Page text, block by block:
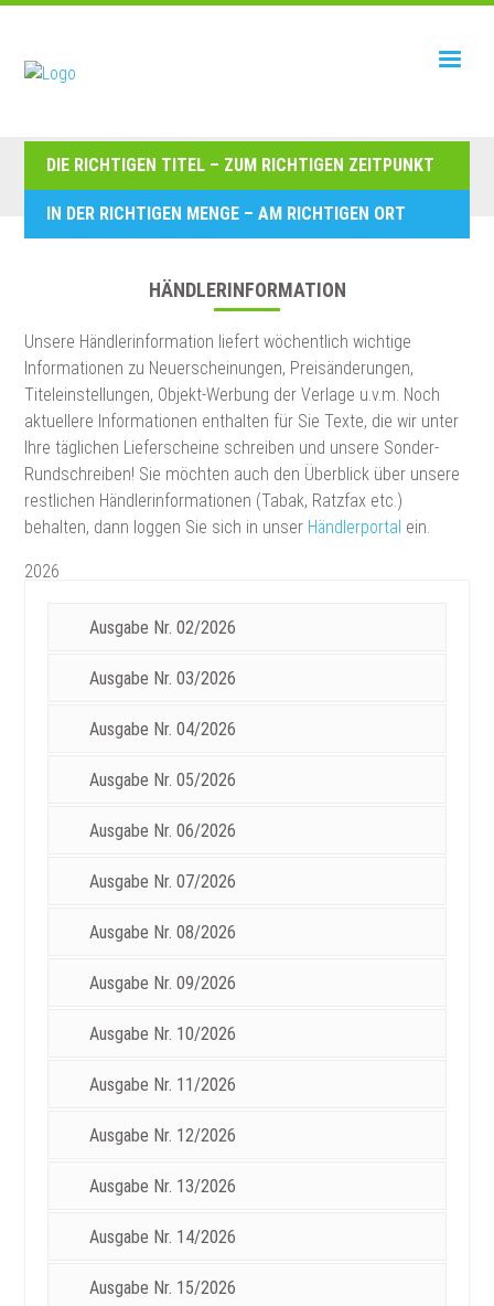
DIE RICHTIGEN TITEL – ZUM RICHTIGEN ZEITPUNKT
IN DER RICHTIGEN MENGE – AM RICHTIGEN ORT
HÄNDLERINFORMATION
Unsere Händlerinformation liefert wöchentlich wichtige
Informationen zu Neuerscheinungen, Preisänderungen,
Titeleinstellungen, Objekt-Werbung der Verlage u.v.m. Noch
aktuellere Informationen enthalten für Sie Texte, die wir unter
Ihre täglichen Lieferscheine schreiben und unsere Sonder-
Rundschreiben! Sie möchten auch den Überblick über unsere
restlichen Händlerinformationen (Tabak, Ratzfax etc.)
behalten, dann loggen Sie sich in unser Händlerportal ein.
2026
Ausgabe Nr. 02/2026
Ausgabe Nr. 03/2026
Ausgabe Nr. 04/2026
Ausgabe Nr. 05/2026
Ausgabe Nr. 06/2026
Ausgabe Nr. 07/2026
Ausgabe Nr. 08/2026
Ausgabe Nr. 09/2026
Ausgabe Nr. 10/2026
Ausgabe Nr. 11/2026
Ausgabe Nr. 12/2026
Ausgabe Nr. 13/2026
Ausgabe Nr. 14/2026
Ausgabe Nr. 15/2026